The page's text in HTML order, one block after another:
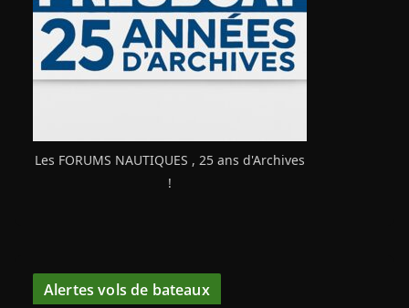
Les FORUMS NAUTIQUES , 25 ans d'Archives
!
Alertes vols de bateaux